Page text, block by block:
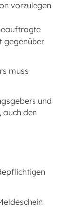
vorzulegen
gegenüber
muss
und
auch den